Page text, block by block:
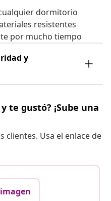
dormitorio
resistentes
por mucho tiempo
y
te gustó? ¡Sube una
clientes. Usa el enlace de